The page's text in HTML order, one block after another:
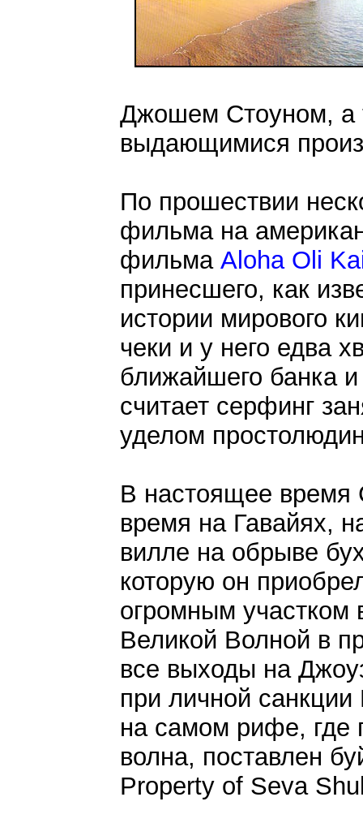
Джошем Стоуном, а
выдающимися
По прошествии
фильма на
фильма Aloha Oli
принесшего, как
истории мирового
чеки и у него едва
ближайшего банка
считает серфинг
уделом
В настоящее время
время на Гавайях,
вилле на обрыве
которую он
огромным участком
Великой Волной в
все выходы на
при личной санкции
на самом рифе, где
волна, поставлен
Property of Seva